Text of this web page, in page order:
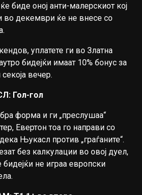
биде оној анти-малерскиот кој
во декември ќе не внесе со
уплатете ги во Златна
бидејќи имаат 10% бонус за
вечер.
Гол-гол
форма и ги „преслушаа“
Евертон тоа го направи со
Њукасл против „граѓаните“.
без калкулации во овој дуел,
не играа европски